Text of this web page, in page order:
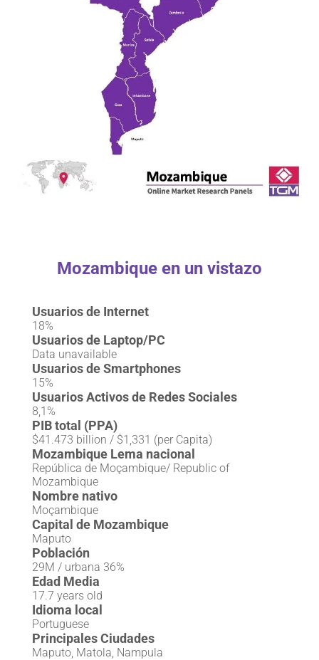
Mozambique en un vistazo
Usuarios de Internet
18%
Usuarios de Laptop/PC
Data unavailable
Usuarios de Smartphones
15%
Usuarios Activos de Redes Sociales
8,1%
PIB total (PPA)
$41.473 billion / $1,331 (per Capita)
Mozambique Lema nacional
República de Moçambique/ Republic of
Mozambique
Nombre nativo
Moçambique
Capital de Mozambique
Maputo
Población
29M / urbana 36%
Edad Media
17.7 years old
Idioma local
Portuguese
Principales Ciudades
Maputo, Matola, Nampula